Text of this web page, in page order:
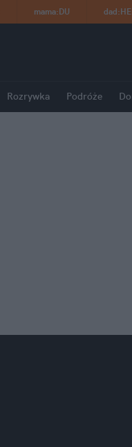
mama:DU dad:
Rozrywka Podróże